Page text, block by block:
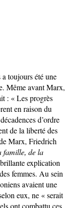
toujours été une
Même avant Marx,
: « Les progrès
en raison du
d’ordre
de la liberté des
Marx, Friedrich
famille, de la
explication
femmes. Au sein
avaient une
eux, ne « serait